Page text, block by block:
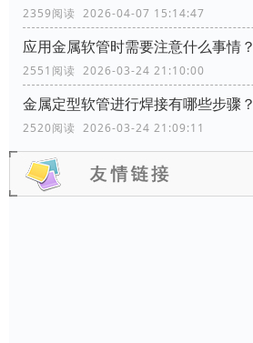
2359阅读 2026-04-07 15:14:47
应用金属软管时需要注意什么事情？
2551阅读 2026-03-24 21:10:00
金属定型软管进行焊接有哪些步骤？
2520阅读 2026-03-24 21:09:11